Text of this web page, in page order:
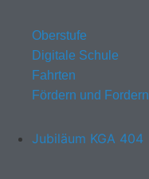
Oberstufe
Digitale Schule
Fahrten
Fördern und Fordern
Jubiläum KGA 404